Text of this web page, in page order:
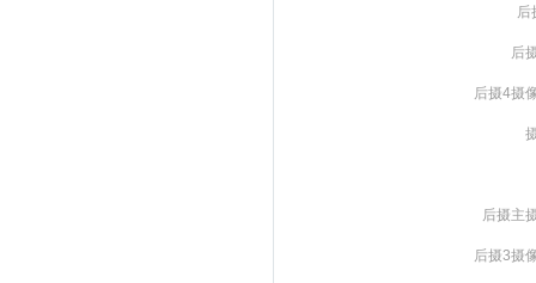
后
后
后摄4摄
后摄主
后摄3摄